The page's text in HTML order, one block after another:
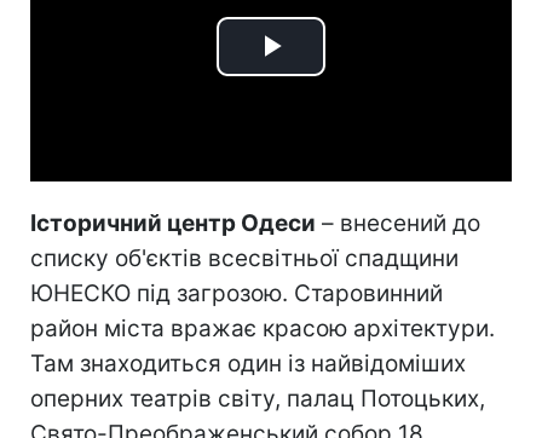
Play
Історичний центр Одеси – внесений до
списку об'єктів всесвітньої спадщини
ЮНЕСКО під загрозою. Старовинний
район міста вражає красою архітектури.
Там знаходиться один із найвідоміших
оперних театрів світу, палац Потоцьких,